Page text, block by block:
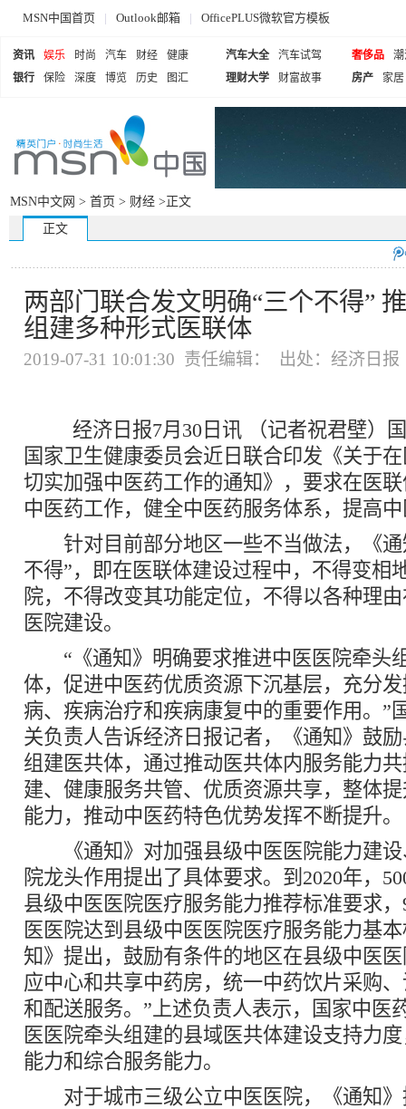
MSN中国首页 | Outlook邮箱 | OfficePLUS微软官方模板
资讯 娱乐 时尚 汽车 财经
健康
银行
保险 深度 博览 历史 图汇
汽车大全
汽车试驾
理财大学
财富故事
奢侈品
房产
家居
MSN中文网 > 首页 > 财经 >正文
正文
两部门联合发文明确“三个不得”
组建多种形式医联体
2019-07-31 10:01:30 责任编辑： 出处：经济日
经济日报7月30日讯 （记者祝君壁）
国家卫生健康委员会近日联合印发《关于
切实加强中医药工作的通知》，要求在医
中医药工作，健全中医药服务体系，提高
针对目前部分地区一些不当做法，《通
不得”，即在医联体建设过程中，不得变相
院，不得改变其功能定位，不得以各种理
医院建设。
“《通知》明确要求推进中医医院牵头
体，促进中医药优质资源下沉基层，充分
病、疾病治疗和疾病康复中的重要作用。”
关负责人告诉经济日报记者，《通知》鼓
组建医共体，通过推动医共体内服务能力
建、健康服务共管、优质资源共享，整体
能力，推动中医药特色优势发挥不断提升。
《通知》对加强县级中医医院能力建设
院龙头作用提出了具体要求。到2020年，
县级中医医院医疗服务能力推荐标准要求
医医院达到县级中医医院医疗服务能力基
知》提出，鼓励有条件的地区在县级中医
应中心和共享中药房，统一中药饮片采购
和配送服务。”上述负责人表示，国家中医
医医院牵头组建的县域医共体建设支持力
能力和综合服务能力。
对于城市三级公立中医医院，《通知》